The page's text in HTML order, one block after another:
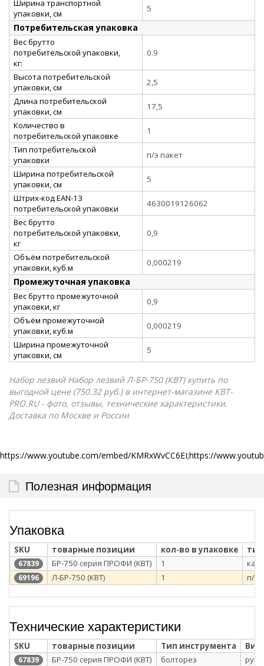
Ширина транспортной
упаковки, см
5
Потребительская упаковка
Вес брутто
потребительской упаковки,
кг:
0.9
Высота потребительской
упаковки, см
2,5
Длина потребительской
упаковки, см
17,5
Количество в
потребительской упаковке
1
Тип потребительской
упаковки
п/э пакет
Ширина потребительской
упаковки, см
5
Штрих-код EAN-13
потребительской упаковки
4630019126062
Вес брутто
потребительской упаковки,
кг
0,9
Объём потребительской
упаковки, куб.м
0,000219
Промежуточная упаковка
Вес брутто промежуточной
упаковки, кг
0,9
Объём промежуточной
упаковки, куб.м
0,000219
Ширина промежуточной
упаковки, см
5
Набор лезвий Набор лезвий Л-БР-750 (КВТ) купить по
выгодной цене (750.32 руб.) в интернет-магазине КВТ-
PRO.RU - фото, отзывы, технические характеристики.
Доставка по Москве и России
https://www.youtube.com/embed/KMRxWvCC6EI;https://
Полезная информация
Упаковка
SKU товарные позиции кол-во в упаковке
67839 БР-750 серия ПРОФИ (КВТ) 1
69196 Л-БР-750 (КВТ) 1 п/э
Технические характеристики
SKU товарные позиции Тип инструмента Вид
67839 БР-750 серия ПРОФИ (КВТ) болторез